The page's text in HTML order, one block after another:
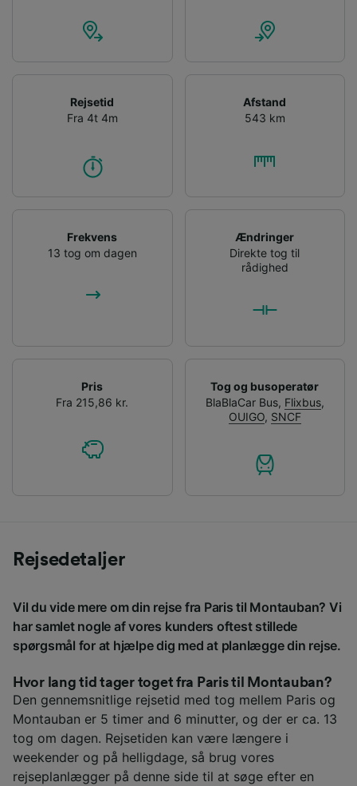
Rejsetid
Fra 4t 4m
Afstand
543 km
Frekvens
13 tog om dagen
Ændringer
Direkte tog til
rådighed
Pris
Fra 215,86 kr.
Tog og busoperatør
BlaBlaCar Bus, Flixbus,
OUIGO, SNCF
Rejsedetaljer
Vil du vide mere om din rejse fra Paris til Montauban? Vi
har samlet nogle af vores kunders oftest stillede
spørgsmål for at hjælpe dig med at planlægge din rejse.
Hvor lang tid tager toget fra Paris til Montauban?
Den gennemsnitlige rejsetid med tog mellem Paris og
Montauban er 5 timer and 6 minutter, og der er ca. 13
tog om dagen. Rejsetiden kan være længere i
weekender og på helligdage, så brug vores
rejseplanlægger på denne side til at søge efter en